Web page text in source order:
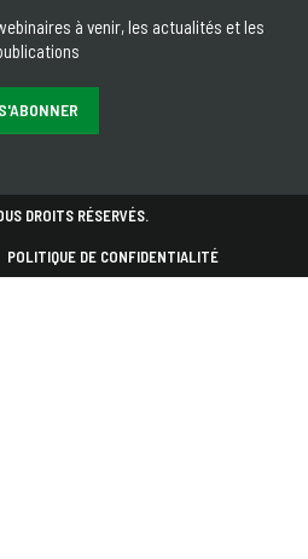
à venir, les actualités et les
S'ABONNER
DROITS RÉSERVÉS.
POLITIQUE DE CONFIDENTIALITÉ